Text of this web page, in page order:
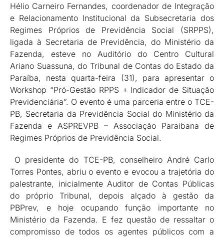
Hélio Carneiro Fernandes, coordenador de Integração
e Relacionamento Institucional da Subsecretaria dos
Regimes Próprios de Previdência Social (SRPPS),
ligada à Secretaria de Previdência, do Ministério da
Fazenda, esteve no Auditório do Centro Cultural
Ariano Suassuna, do Tribunal de Contas do Estado da
Paraíba, nesta quarta-feira (31), para apresentar o
Workshop “Pró-Gestão RPPS + Indicador de Situação
Previdenciária”. O evento é uma parceria entre o TCE-
PB, Secretaria da Previdência Social do Ministério da
Fazenda e ASPREVPB – Associação Paraibana de
Regimes Próprios de Previdência Social.
O presidente do TCE-PB, conselheiro André Carlo
Torres Pontes, abriu o evento e evocou a trajetória do
palestrante, inicialmente Auditor de Contas Públicas
do próprio Tribunal, depois alçado à gestão da
PBPrev, e hoje ocupando função importante no
Ministério da Fazenda. E fez questão de ressaltar o
compromisso de todos os agentes públicos com a